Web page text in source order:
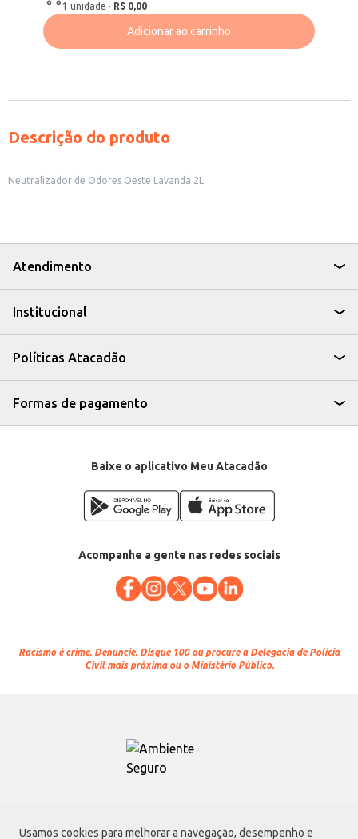
Usamos cookies para melhorar a navegação, desempenho e
1 unidade · R$ 0,00
Adicionar ao carrinho
Descrição do produto
Neutralizador de Odores Oeste Lavanda 2L
Atendimento
Institucional
Políticas Atacadão
Formas de pagamento
Baixe o aplicativo Meu Atacadão
Acompanhe a gente nas redes sociais
Racismo é crime. Denuncie. Disque 100 ou procure a Delegacia de Polícia
Civil mais próxima ou o Ministério Público.
Atacadão S.A.